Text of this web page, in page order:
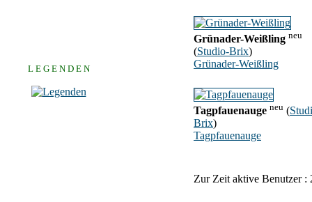
L E G E N D E N
Grünader-Weißling neu
(Studio-Brix)
Grünader-Weißling
Tagpfauenauge neu (
Brix)
Tagpfauenauge
Zur Zeit aktive Benutzer :